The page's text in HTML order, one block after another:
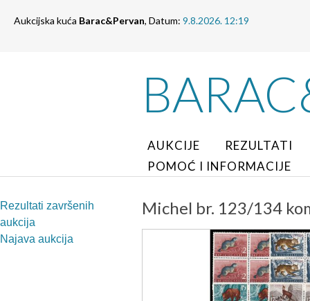
Aukcijska kuća Barac&Pervan, Datum: 9.8.2026. 12:19
AUKCIJE
REZULTATI
POMOĆ I INFORMACIJE
Rezultati završenih
aukcija
Najava aukcija
Michel br. 123/134